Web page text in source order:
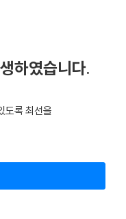
하였습니다.
도록 최선을